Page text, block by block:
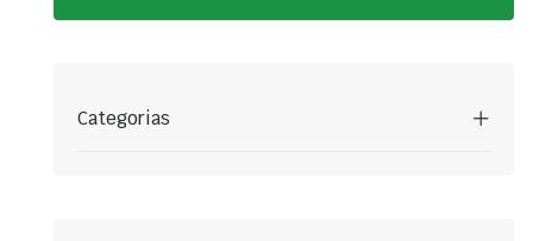
Categorias